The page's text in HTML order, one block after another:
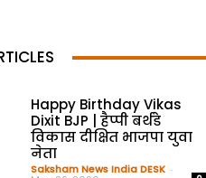
Happy Birthday Vikas
Dixit BJP | हैप्पी बर्थडे
विकास दीक्षित भाजपा युवा
नेता
Saksham News India DESK -